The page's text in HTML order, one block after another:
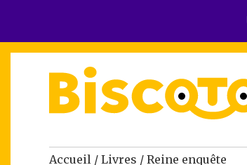
Accueil / Livres / Reine enquête